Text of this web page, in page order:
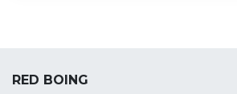
RED BOING